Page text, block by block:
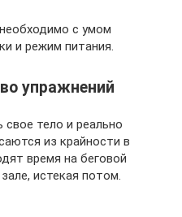
с умом
и режим питания.
упражнений
тело и реально
из крайности в
время на беговой
истекая потом.